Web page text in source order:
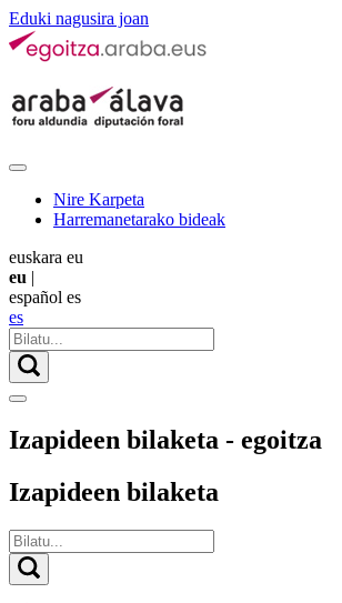
Eduki nagusira joan
Nire Karpeta
Harremanetarako bideak
euskara eu
eu |
español es
es
Izapideen bilaketa - egoitza
Izapideen bilaketa